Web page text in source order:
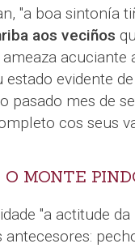
"a boa sintonía
aos veciños
estado evidente
pasado mes de
cos seus
MONTE
"a actitude
antecesores: